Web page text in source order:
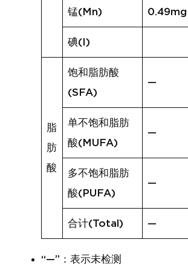
锰(Mn) 0.49mg
碘(I)
脂
肪
酸
饱和脂肪酸
(SFA)
—
单不饱和脂肪
酸(MUFA)
—
多不饱和脂肪
酸(PUFA)
—
合计(Total) —
“—”：表示未检测